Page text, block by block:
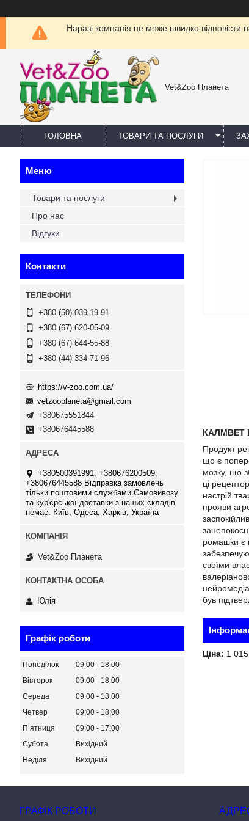
Наразі компанія не може швидко
Vet&Zoo Планета
ГОЛОВНА ТОВАРИ ТА ПОСЛУГИ
КАЛМВЕТ
Продукт
що є
мозку, що
ці
настрій
прояви
ромашки є
своїми
був
Ціна: 1
Товари та послуги
Про нас
Відгуки
Контакти
+380 (50) 039-19-91
+380 (67) 620-05-09
+380 (67) 644-55-88
+380 (44) 334-71-96
https://v-zoo.com.ua/
vetzooplaneta@gmail.com
+380675551844
+380676445588
+380500391991; +380676200509;
+380676445588 Відправка замовлень
тільки поштовими службами.Самовивозу
та кур'єрської доставки з наших складів
немає. Київ, Одеса, Харків, Україна
Vet&Zoo Планета
Юлія
Графік роботи
Понеділок 09:00
18:00
Вівторок
09:00
18:00
Середа
09:00
18:00
Четвер
09:00
18:00
Пʼятниця
09:00
17:00
Субота
Вихідний
Неділя
Вихідний
ГРАФІК РОБОТИ